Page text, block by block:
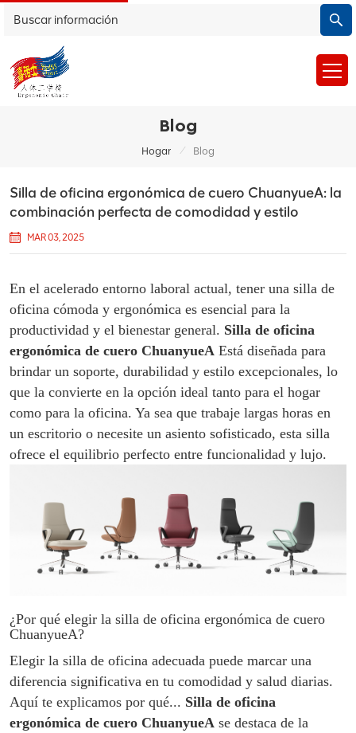
Blog
Hogar / Blog
Silla de oficina ergonómica de cuero ChuanyueA: la
combinación perfecta de comodidad y estilo
MAR 03, 2025
En el acelerado entorno laboral actual, tener una silla de
oficina cómoda y ergonómica es esencial para la
productividad y el bienestar general. Silla de oficina
ergonómica de cuero ChuanyueA Está diseñada para
brindar un soporte, durabilidad y estilo excepcionales, lo
que la convierte en la opción ideal tanto para el hogar
como para la oficina. Ya sea que trabaje largas horas en
un escritorio o necesite un asiento sofisticado, esta silla
ofrece el equilibrio perfecto entre funcionalidad y lujo.
¿Por qué elegir la silla de oficina ergonómica de cuero
ChuanyueA?
Elegir la silla de oficina adecuada puede marcar una
diferencia significativa en tu comodidad y salud diarias.
Aquí te explicamos por qué... Silla de oficina
ergonómica de cuero ChuanyueA se destaca de la